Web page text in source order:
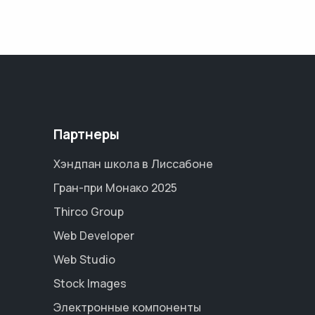
Партнеры
Хэндпан школа в Лиссабоне
Гран-при Монако 2025
Thirco Group
Web Developer
Web Studio
Stock Images
Электронные компоненты